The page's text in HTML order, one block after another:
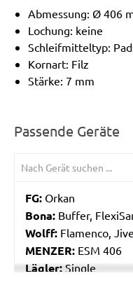
Abmessung: Ø 406
Lochung: keine
Schleifmitteltyp:
Kornart: Filz
Stärke: 7 mm
Passende Geräte
FG: Orkan
Bona: Buffer,
Wolff: Flamenco,
MENZER: ESM 406
Lägler:Single